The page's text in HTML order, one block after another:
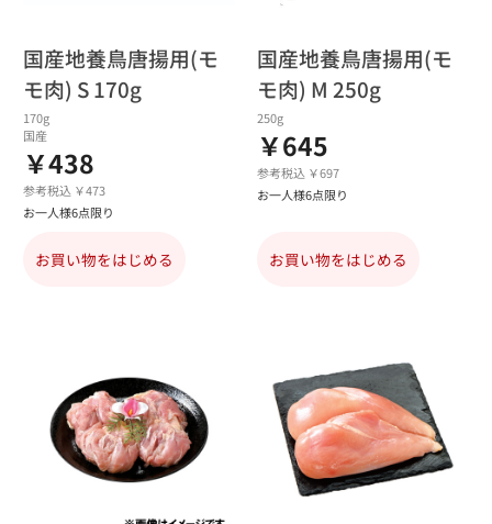
国産地養鳥唐揚用(モ
モ肉) S 170g
170g
国産
￥438
参考税込 ￥473
お一人様6点限り
お買い物をはじめる
国産地養鳥唐揚用(モ
モ肉) M 250g
250g
￥645
参考税込 ￥697
お一人様6点限り
お買い物をはじめる